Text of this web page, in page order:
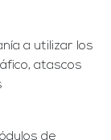
a utilizar los
atascos
de